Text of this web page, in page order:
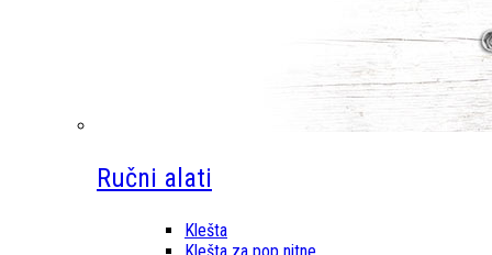
Ručni alati
Klešta